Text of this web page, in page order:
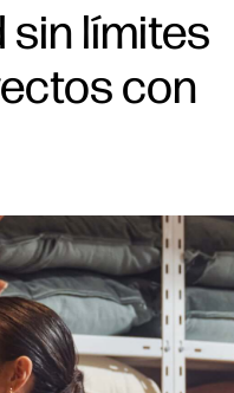
límites
con